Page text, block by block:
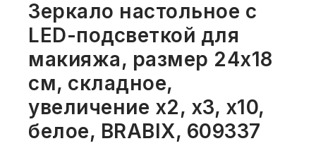
ХОЗТОВАРЫ И ХИМИЯ
ПОДАРКИ И СУВЕНИРЫ
МЕБЕЛЬ
РАЗВИВАЮЩЕЕ ОБОРУДОВАНИЕ
СВОБОДНЫЙ ОСТАТОК ТОВАРА
Зеркало настольное с
LED-подсветкой для
макияжа, размер 24х18
см, складное,
увеличение х2, х3, х10,
белое, BRABIX, 609337